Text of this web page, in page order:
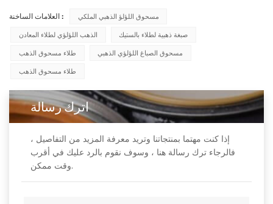
العلامات الساخنة :
مسحوق اللؤلؤ الذهبي الملكي
الذهب اللؤلؤي لطلاء المعادن
صبغة ذهبية لطلاء بالستيك
طلاء مسحوق الذهب
مسحوق الصباغ اللؤلؤي الذهبي
طلاء مسحوق الذهب
اترك رسالة
إذا كنت مهتما بمنتجاتنا وتريد معرفة المزيد من التفاصيل ،
فالرجاء ترك رسالة هنا ، وسوف نقوم بالرد عليك في أقرب
وقت ممكن.